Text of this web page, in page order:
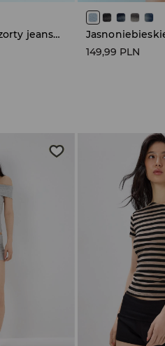
Grafitowe mikroszorty jeansowe z aplikacją na tyle
149,99 PLN